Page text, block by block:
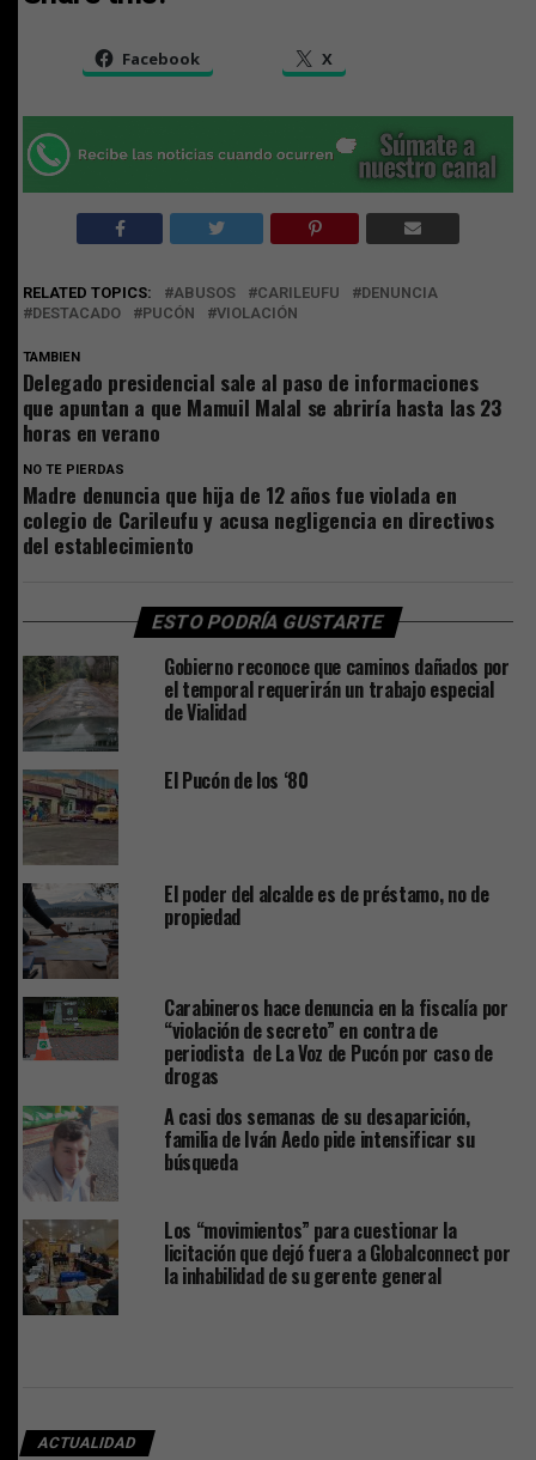
Facebook X
RELATED TOPICS: ABUSOS CARILEUFU
DENUNCIA
DESTACADO
PUCÓN VIOLACIÓN
TAMBIEN
Delegado presidencial sale al paso de informaciones
que apuntan a que Mamuil Malal se abriría hasta las 23
horas en verano
NO TE PIERDAS
Madre denuncia que hija de 12 años fue violada en
colegio de Carileufu y acusa negligencia en directivos
del establecimiento
ESTO PODRÍA GUSTARTE
Gobierno reconoce que caminos dañados por
el temporal requerirán un trabajo especial
de Vialidad
El Pucón de los ‘80
El poder del alcalde es de préstamo, no de
propiedad
Carabineros hace denuncia en la fiscalía por
“violación de secreto” en contra de
periodista de La Voz de Pucón por caso de
drogas
A casi dos semanas de su desaparición,
familia de Iván Aedo pide intensificar su
búsqueda
Los “movimientos” para cuestionar la
licitación que dejó fuera a Globalconnect por
la inhabilidad de su gerente general
ACTUALIDAD